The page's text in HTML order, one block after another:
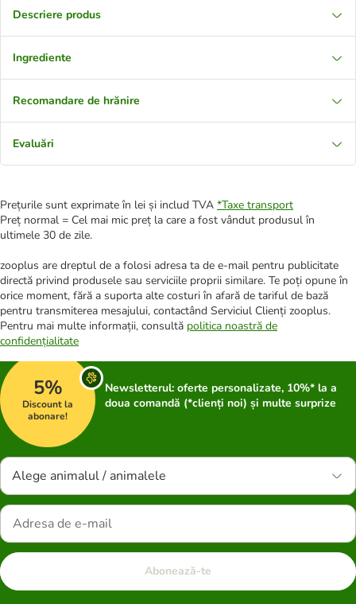
Descriere produs
Ingrediente
Recomandare de hrănire
Evaluări
Prețurile sunt exprimate în lei și includ TVA *Taxe transport
Preț normal = Cel mai mic preț la care a fost vândut produsul în
ultimele 30 de zile.
zooplus are dreptul de a folosi adresa ta de e-mail pentru publicitate
directă privind produsele sau serviciile proprii similare. Te poți opune în
orice moment, fără a suporta alte costuri în afară de tariful de bază
pentru transmiterea mesajului, contactând Serviciul Clienți zooplus.
Pentru mai multe informații, consultă politica noastră de
confidențialitate
5%
Discount la
abonare!
Newsletterul: oferte personalizate, 10%* la a
doua comandă (*clienți noi) și multe surprize
Alege animalul / animalele
Abonează-te